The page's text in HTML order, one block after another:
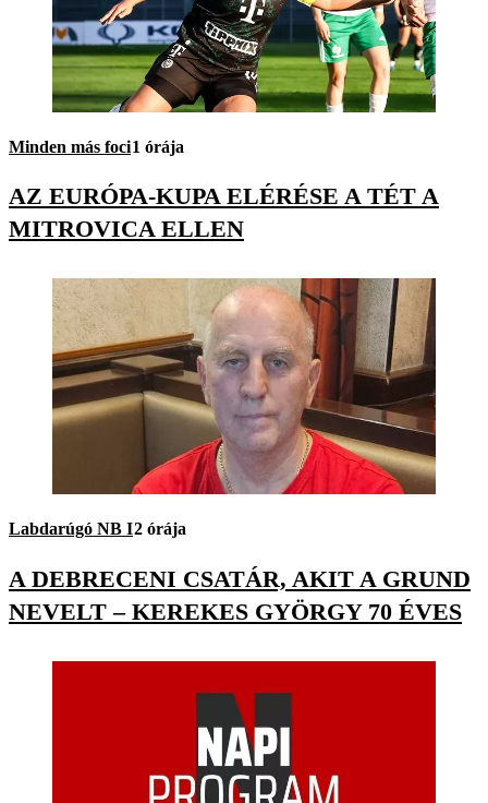
Minden más foci1 órája
AZ EURÓPA-KUPA ELÉRÉSE A TÉT A
MITROVICA ELLEN
Labdarúgó NB I2 órája
A DEBRECENI CSATÁR, AKIT A GRUND
NEVELT – KEREKES GYÖRGY 70 ÉVES